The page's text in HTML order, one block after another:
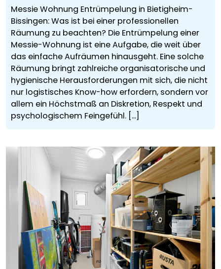
Messie Wohnung Entrümpelung in Bietigheim-
Bissingen: Was ist bei einer professionellen
Räumung zu beachten? Die Entrümpelung einer
Messie-Wohnung ist eine Aufgabe, die weit über
das einfache Aufräumen hinausgeht. Eine solche
Räumung bringt zahlreiche organisatorische und
hygienische Herausforderungen mit sich, die nicht
nur logistisches Know-how erfordern, sondern vor
allem ein Höchstmaß an Diskretion, Respekt und
psychologischem Feingefühl. [...]